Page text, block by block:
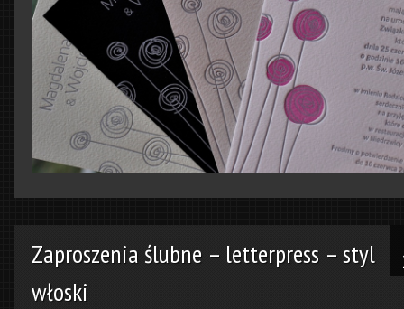
Zaproszenia ślubne – letterpress – styl
włoski